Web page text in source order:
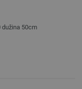
dužina 50cm